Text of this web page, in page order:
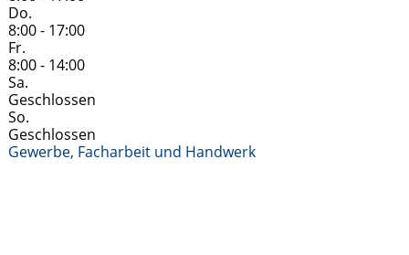
Do.
8:00 - 17:00
Fr.
8:00 - 14:00
Sa.
Geschlossen
So.
Geschlossen
Gewerbe, Facharbeit und Handwerk